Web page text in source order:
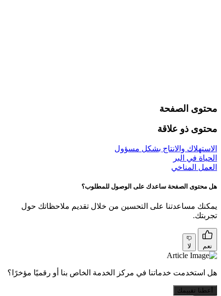
محتوى الصفحة
محتوى ذو علاقة
الاستهلاك والانتاج بشكل مسؤول
الحياة في البر
العمل المناخي
هل محتوى الصفحة ساعدك على الوصول للمطلوب؟
يمكنك مساعدتنا على التحسين من خلال تقديم ملاحظاتك حول
تجربتك.
نعم لا
هل استخدمت خدماتنا في مركز الخدمة الخاص بنا أو رقميًا مؤخرًا؟
أعطنا تقييمك